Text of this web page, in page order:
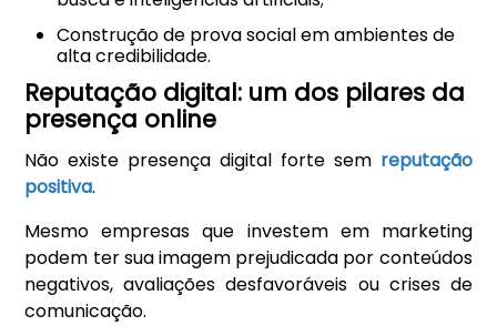
Construção de prova social em ambientes de
alta credibilidade.
Reputação digital: um dos pilares da
presença online
Não existe presença digital forte sem reputação
positiva.
Mesmo empresas que investem em marketing
podem ter sua imagem prejudicada por conteúdos
negativos, avaliações desfavoráveis ou crises de
comunicação.